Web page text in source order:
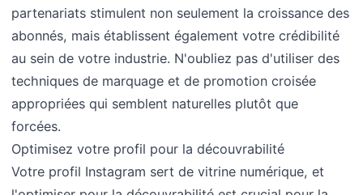
partenariats stimulent non seulement la croissance des
abonnés, mais établissent également votre crédibilité
au sein de votre industrie. N'oubliez pas d'utiliser des
techniques de marquage et de promotion croisée
appropriées qui semblent naturelles plutôt que
forcées.
Optimisez votre profil pour la découvrabilité
Votre profil Instagram sert de vitrine numérique, et